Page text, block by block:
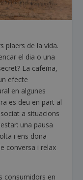
plaers de la vida.
el dia o una
La cafeïna,
efecte
en algunes
es deu en part al
a situacions
una pausa
i ens dona
conversa i relax
consumidors en